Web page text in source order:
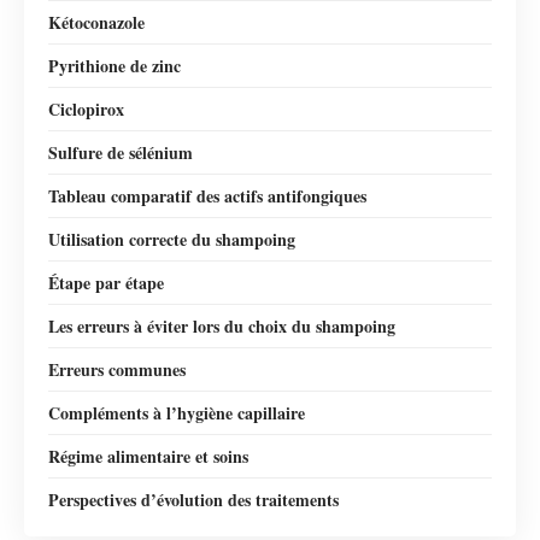
Kétoconazole
Pyrithione de zinc
Ciclopirox
Sulfure de sélénium
Tableau comparatif des actifs antifongiques
Utilisation correcte du shampoing
Étape par étape
Les erreurs à éviter lors du choix du shampoing
Erreurs communes
Compléments à l’hygiène capillaire
Régime alimentaire et soins
Perspectives d’évolution des traitements